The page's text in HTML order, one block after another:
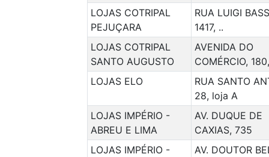
LOJAS COTRIPAL
PEJUÇARA
RUA LUIGI
1417, ..
LOJAS COTRIPAL
SANTO AUGUSTO
AVENIDA DO
COMÉRCIO,
LOJAS ELO
RUA SANTO
28, loja A
LOJAS IMPÉRIO -
ABREU E LIMA
AV. DUQUE DE
CAXIAS, 735
LOJAS IMPÉRIO -
AV. DOUTOR